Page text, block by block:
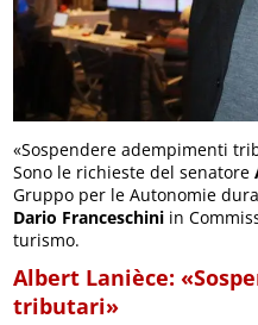
«Sospendere adempimenti
Sono le richieste del senatore
Gruppo per le Autonomie
Dario Franceschini in
turismo.
Albert Lanièce:
tributari»